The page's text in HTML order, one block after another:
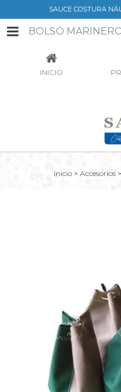
SAUCE COSTURA
BOLSO
INICIO
Inicio > Accesorios >